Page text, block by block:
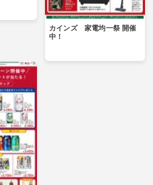
カインズ 家電均一祭 開催
中！